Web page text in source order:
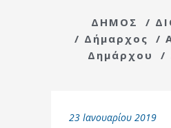
ΔΗΜΟΣ /
/ Δήμαρχος /
Δημάρχου
/
23 Ιανουαρίου 2019